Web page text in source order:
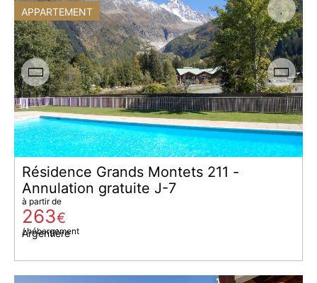
APPARTEMENT
Résidence Grands Montets 211 -
Annulation gratuite J-7
Argentière
à partir de
263€
/ hébergement